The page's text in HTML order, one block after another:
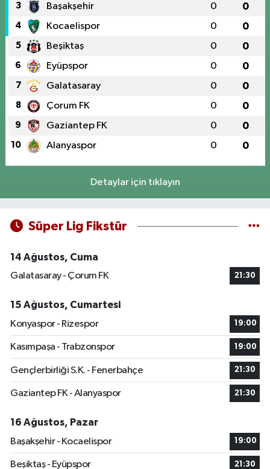
3 Başakşehir 0 0
4 Kocaelispor 0 0
5 Beşiktaş 0 0
6 Eyüpspor 0 0
7 Galatasaray 0 0
8 Çorum FK 0 0
9 Gaziantep FK 0 0
10 Alanyaspor 0 0
Detaylar için tıklayın
Süper Lig Fikstür
14 Ağustos, Cuma
Galatasaray - Çorum FK
21:30
15 Ağustos, Cumartesi
Konyaspor - Rizespor
19:00
Kasımpaşa - Trabzonspor 19:00
Gençlerbirliği S.K. - Fenerbahçe 21:30
Gaziantep FK - Alanyaspor 21:30
16 Ağustos, Pazar
Başakşehir - Kocaelispor
19:00
Beşiktaş - Eyüpspor 21:30